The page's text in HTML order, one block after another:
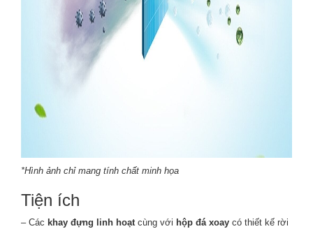
*Hình ảnh chỉ mang tính chất minh họa
Tiện ích
– Các khay đựng linh hoạtcùng với hộp đá xoay có thiết kế rời